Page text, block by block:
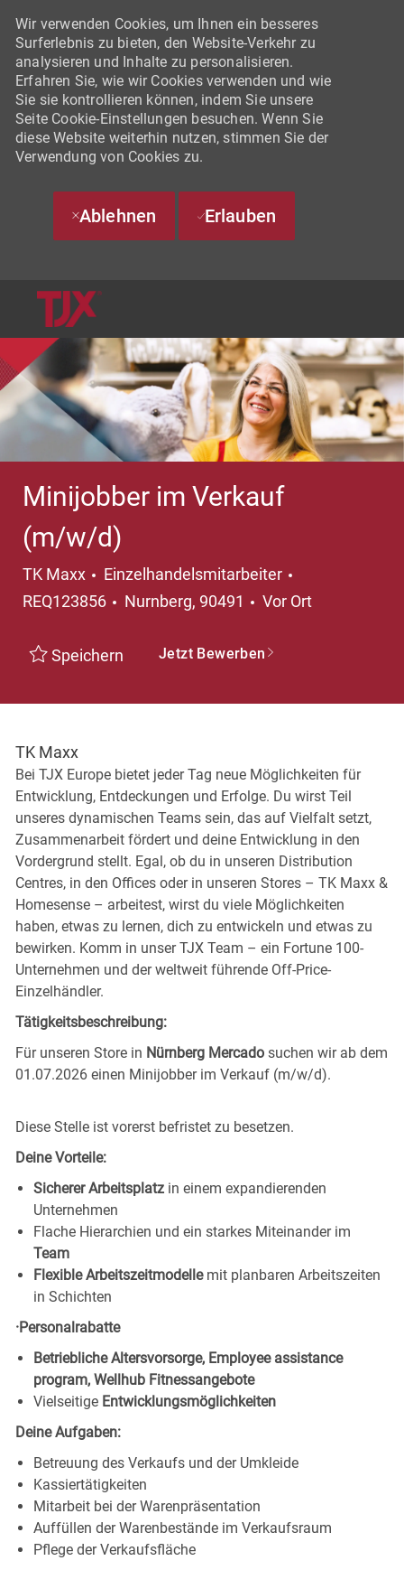
Wir verwenden Cookies, um Ihnen ein besseres
Surferlebnis zu bieten, den Website-Verkehr zu
analysieren und Inhalte zu personalisieren.
Erfahren Sie, wie wir Cookies verwenden und wie
Sie sie kontrollieren können, indem Sie unsere
Seite Cookie-Einstellungen besuchen. Wenn Sie
diese Website weiterhin nutzen, stimmen Sie der
Verwendung von Cookies zu.
Ablehnen Erlauben
Minijobber im Verkauf
(m/w/d)
TK Maxx
Einzelhandelsmitarbeiter
REQ123856
Nurnberg, 90491 Vor Ort
Speichern Jetzt Bewerben
TK Maxx
Bei TJX Europe bietet jeder Tag neue Möglichkeiten für
Entwicklung, Entdeckungen und Erfolge. Du wirst Teil
unseres dynamischen Teams sein, das auf Vielfalt setzt,
Zusammenarbeit fördert und deine Entwicklung in den
Vordergrund stellt. Egal, ob du in unseren Distribution
Centres, in den Offices oder in unseren Stores – TK Maxx &
Homesense – arbeitest, wirst du viele Möglichkeiten
haben, etwas zu lernen, dich zu entwickeln und etwas zu
bewirken. Komm in unser TJX Team – ein Fortune 100-
Unternehmen und der weltweit führende Off-Price-
Einzelhändler.
Tätigkeitsbeschreibung:
Für unseren Store in Nürnberg Mercado suchen wir ab dem
01.07.2026 einen Minijobber im Verkauf (m/w/d).
Diese Stelle ist vorerst befristet zu besetzen.
Deine Vorteile:
Sicherer Arbeitsplatz in einem expandierenden
Unternehmen
Flache Hierarchien und ein starkes Miteinander im
Team
Flexible Arbeitszeitmodelle mit planbaren Arbeitszeiten
in Schichten
·Personalrabatte
Betriebliche Altersvorsorge, Employee assistance
program, Wellhub Fitnessangebote
Vielseitige Entwicklungsmöglichkeiten
Deine Aufgaben:
Betreuung des Verkaufs und der Umkleide
Kassiertätigkeiten
Mitarbeit bei der Warenpräsentation
Auffüllen der Warenbestände im Verkaufsraum
Pflege der Verkaufsfläche